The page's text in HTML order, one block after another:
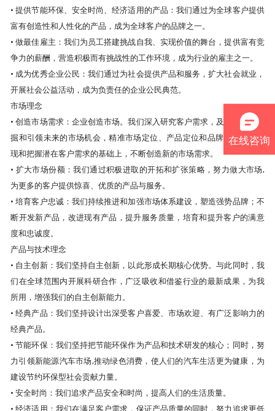
• 提供节能环保、安全时尚、经济适用的产品：我们通过为全球客户提供
富有创造性和人性化的产品，成为全球客户的品牌之一。
• 做最佳雇主：我们为员工搭建挑战自我、实现价值的舞台，提供富有竞
争力的薪酬，营造积极而有挑战性的工作环境，成为行业的雇主之一。
• 成为优秀企业公民：我们通过为社会提供产品和服务，扩大社会就业，
开展社会公益活动，成为负责任的企业公民典范。
市场理念
• 创造市场需求：企业创造市场。我们深入研究客户需求，及时发现、挖
掘和引领未来的市场机会，精准市场定位、产品定位和品牌定位。在发
现和把握潜在客户需求的基础上，不断创造新的市场需求。
• 扩大市场份额：我们通过积极进取的开拓和扩张策略，努力做大市场,
为更多的客户提供惊喜、优质的产品与服务。
• 培育客户忠诚：我们持续推进和加强市场体系建设，塑造强势品牌；不
断开发新产品，改进现有产品，提升服务质量，培育和提升客户的满意
度和忠诚度。
产品与技术理念
• 自主创新：我们坚持自主创新，以此形成长期核心优势。与此同时，我
们在全球范围内开展科研合作，广泛吸收和借鉴行业的最新成果，为我
所用，增强我们的自主创新能力。
• 经典产品：我们坚持设计出深受客户喜爱、市场欢迎、有广泛影响力的
经典产品。
• 节能环保：我们坚持把节能环保作为产品和技术研发的核心；同时，努
力引领新能源汽车市场,推动绿色消费，使人们的汽车生活更为健康，为
建设节约环保型社会贡献力量。
• 安全时尚：我们追求产品安全和时尚，提高人们的生活质量。
• 经济适用：我们在满足客户需求，保证产品质量的同时，努力追求更低
在线咨询